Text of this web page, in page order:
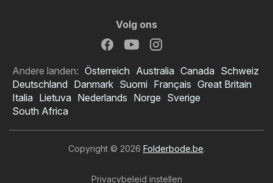
Volg ons
Andere landen: Österreich Australia Canada Schweiz
Deutschland Danmark Suomi Français Great Britain
Italia Lietuva Nederlands Norge Sverige
South Africa
Copyright © 2026 Folderbode.be.
Privacybeleid instellen